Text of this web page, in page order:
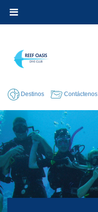
Destinos Contáctenos